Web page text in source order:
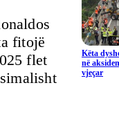
fitojë
flet
Këta
në
vjeçar